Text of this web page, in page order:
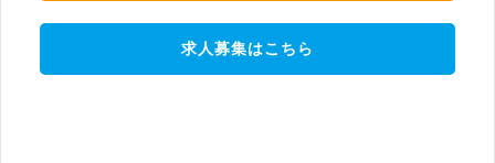
求人募集はこちら